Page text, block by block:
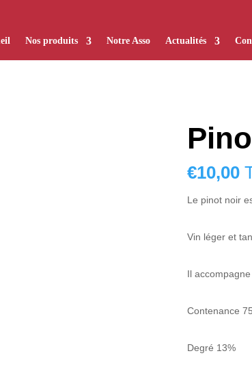
Nos produits Notre Asso Actualités
€10,00
Le pinot noir
Vin léger et
Il
Contenance
Degré 13%